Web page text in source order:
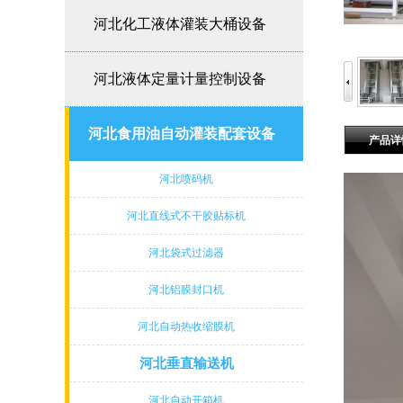
河北化工液体灌装大桶设备
河北液体定量计量控制设备
河北食用油自动灌装配套设备
河北喷码机
河北直线式不干胶贴标机
河北袋式过滤器
河北铝膜封口机
河北自动热收缩膜机
河北垂直输送机
河北自动开箱机
产品